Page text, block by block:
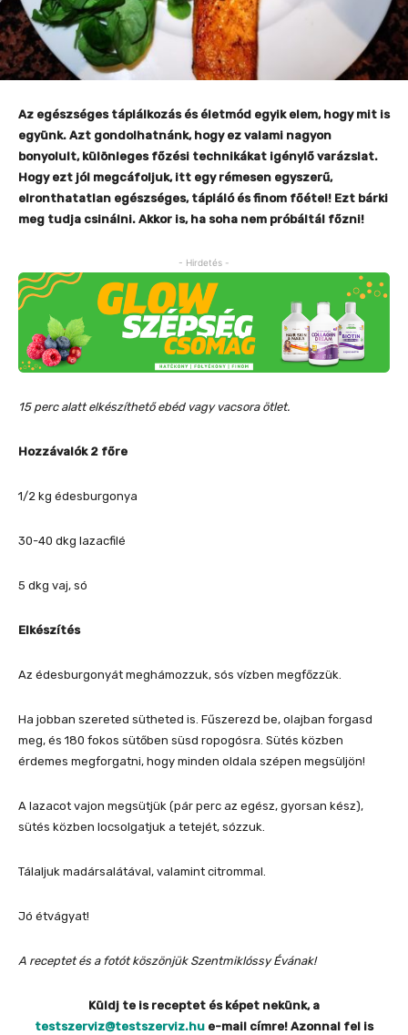
Az egészséges táplálkozás és életmód egyik elem, hogy mit is
együnk. Azt gondolhatnánk, hogy ez valami nagyon
bonyolult, különleges főzési technikákat igénylő varázslat.
Hogy ezt jól megcáfoljuk, itt egy rémesen egyszerű,
elronthatatlan egészséges, tápláló és finom főétel! Ezt bárki
meg tudja csinálni. Akkor is, ha soha nem próbáltál főzni!
- Hirdetés -
15 perc alatt elkészíthető ebéd vagy vacsora ötlet.
Hozzávalók 2 főre
1/2 kg édesburgonya
30-40 dkg lazacfilé
5 dkg vaj, só
Elkészítés
Az édesburgonyát meghámozzuk, sós vízben megfőzzük.
Ha jobban szereted sütheted is. Fűszerezd be, olajban forgasd
meg, és 180 fokos sütőben süsd ropogósra. Sütés közben
érdemes megforgatni, hogy minden oldala szépen megsüljön!
A lazacot vajon megsütjük (pár perc az egész, gyorsan kész),
sütés közben locsolgatjuk a tetejét, sózzuk.
Tálaljuk madársalátával, valamint citrommal.
Jó étvágyat!
A receptet és a fotót köszönjük Szentmiklóssy Évának!
Küldj te is receptet és képet nekünk, a
testszerviz@testszerviz.hu e-mail címre! Azonnal fel is